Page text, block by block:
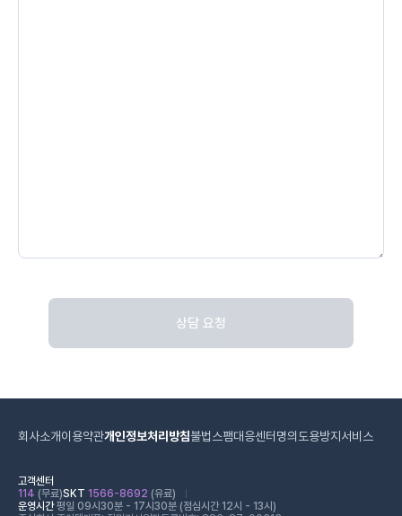
상담 요청
회사소개이용약관개인정보처리방침불법스팸대응센터 명의도용방지서비스
고객센터
114 (무료)SKT 1566-8692 (유료)
운영시간평일 09시30분 - 17시30분 (점심시간 12시 - 13시)